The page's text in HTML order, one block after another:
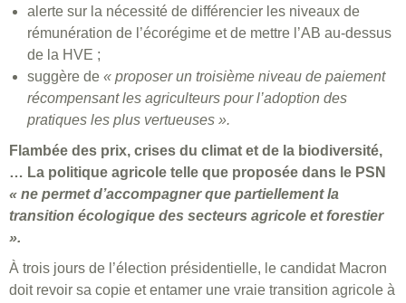
alerte sur la nécessité de différencier les niveaux de
rémunération de l’écorégime et de mettre l’AB au-dessus
de la HVE ;
suggère de « proposer un troisième niveau de paiement
récompensant les agriculteurs pour l’adoption des
pratiques les plus vertueuses ».
Flambée des prix, crises du climat et de la biodiversité,
… La politique agricole telle que proposée dans le PSN
« ne permet d’accompagner que partiellement la
transition écologique des secteurs agricole et forestier
».
À trois jours de l’élection présidentielle, le candidat Macron
doit revoir sa copie et entamer une vraie transition agricole à